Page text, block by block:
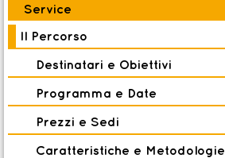
Service
Il Percorso
Destinatari e Obiettivi
Programma e Date
Prezzi e Sedi
Caratteristiche e Metodologie